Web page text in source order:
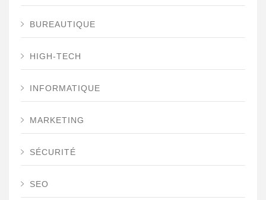
BUREAUTIQUE
HIGH-TECH
INFORMATIQUE
MARKETING
SÉCURITÉ
SEO